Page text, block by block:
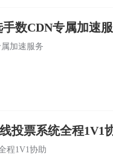
数CDN专属加速
加速服务
投票系统全程1V1
程1V1协助